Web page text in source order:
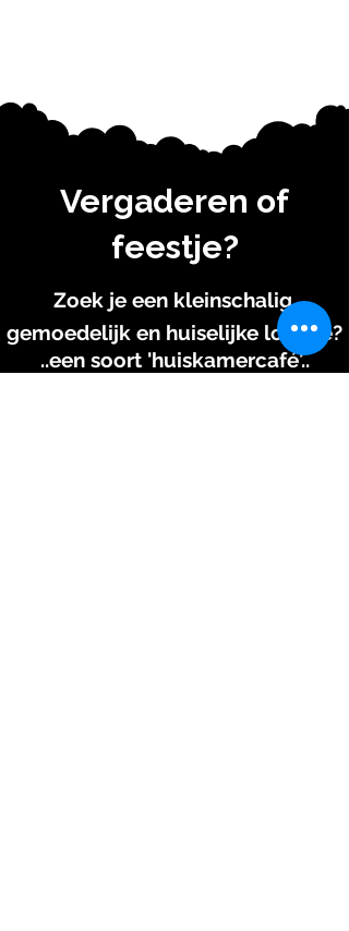
Vergaderen of
feestje?
Zoek je een kleinschalig,
gemoedelijk en huiselijke locatie?
..een soort 'huiskamercafé'..